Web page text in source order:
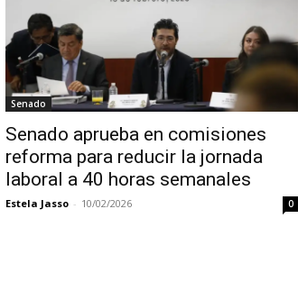
Senado
Senado aprueba en comisiones
reforma para reducir la jornada
laboral a 40 horas semanales
Estela Jasso - 10/02/2026 0